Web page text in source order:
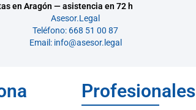
en Aragón — asistencia en 72 h
Asesor.Legal
Teléfono: 668 51 00 87
Email: info@asesor.legal
Profesionales